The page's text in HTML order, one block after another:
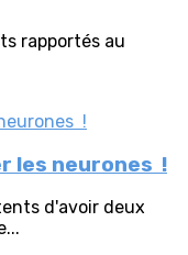
rapportés au
les neurones !
d'avoir deux